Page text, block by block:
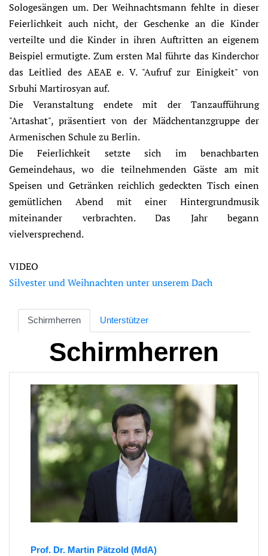
Sologesängen um. Der Weihnachtsmann fehlte in dieser
Feierlichkeit auch nicht, der Geschenke an die Kinder
verteilte und die Kinder in ihren Auftritten an eigenem
Beispiel ermutigte. Zum ersten Mal führte das Kinderchor
das Leitlied des AEAE e. V. "Aufruf zur Einigkeit" von
Srbuhi Martirosyan auf.
Die Veranstaltung endete mit der Tanzaufführung
"Artashat", präsentiert von der Mädchentanzgruppe der
Armenischen Schule zu Berlin.
Die Feierlichkeit setzte sich im benachbarten
Gemeindehaus, wo die teilnehmenden Gäste am mit
Speisen und Getränken reichlich gedeckten Tisch einen
gemütlichen Abend mit einer Hintergrundmusik
miteinander verbrachten. Das Jahr begann
vielversprechend.
VIDEO
Silvester und Weihnachten unter unserem Dach
Schirmherren Unterstützer
Schirmherren
Prof. Dr. Martin Pätzold (MdA)